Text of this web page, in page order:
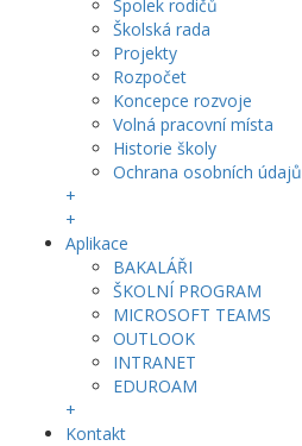
Spolek rodičů
Školská rada
Projekty
Rozpočet
Koncepce rozvoje
Volná pracovní místa
Historie školy
Ochrana osobních údajů
+
+
Aplikace
BAKALÁŘI
ŠKOLNÍ PROGRAM
MICROSOFT TEAMS
OUTLOOK
INTRANET
EDUROAM
+
Kontakt